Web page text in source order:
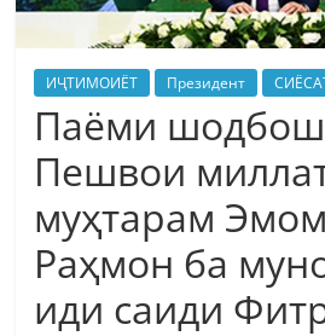
ИҶТИМОИЁТ Президент
Паёми
Пешвои
муҳтарам
Раҳмон ба
иди саиди